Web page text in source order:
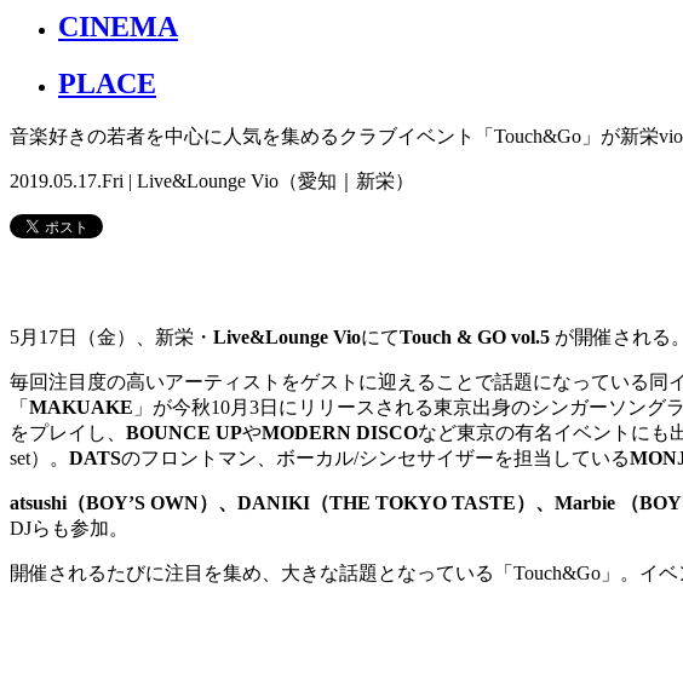
CINEMA
PLACE
音楽好きの若者を中心に人気を集めるクラブイベント「Touch&Go」が新栄
2019.05.17.Fri | Live&Lounge Vio（愛知｜新栄）
5月17日（金）、新栄・ Live&Lounge VioにてTouch & GO vol.5 が開催される。
毎回注目度の高いアーティストをゲストに迎えることで話題になっている同
「 MAKUAKE 」が今秋10月3日にリリースされる東京出身のシンガーソング
をプレイし、 BOUNCE UPやMODERN DISCOなど東京の有名イベントにも
set）。 DATSのフロントマン、ボーカル/シンセサイザーを担当している
atsushi（BOY’S OWN）、DANIKI（THE TOKYO TASTE）、Marbie （
DJらも参加。
開催されるたびに注目を集め、大きな話題となっている「Touch&Go」。イ